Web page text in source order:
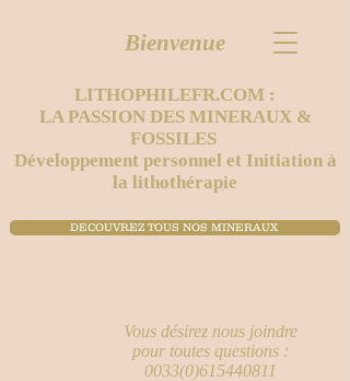
Vous désirez nous joindre
pour toutes questions :
0033(0)615440811
Bienvenue
LITHOPHILEFR.COM :
LA PASSION DES MINERAUX &
FOSSILES
Développement personnel et Initiation à
la lithothérapie
DECOUVREZ TOUS NOS MINERAUX ​